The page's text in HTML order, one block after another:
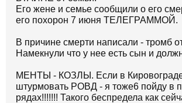
Его жене и семье сообщили о его
его похорон 7 июня ТЕЛЕГРАММОЙ.
В причине смерти написали - тромб
Намекнули что у нее есть сын и
МЕНТЫ - КОЗЛЫ. Если в Кировограде
штурмовать РОВД - я тоже6 пойду в
рядах!!!!!!! Такого беспредела как